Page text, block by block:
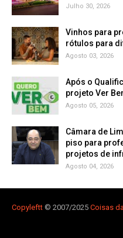
Julho 30, 2026
Vinhos para
rótulos para
Agosto 03, 2026
Após o
projeto Ver
Agosto 05, 2026
Câmara de
piso para
projetos de
Agosto 04, 2026
Copyleftt © 2007/2025 Coisas